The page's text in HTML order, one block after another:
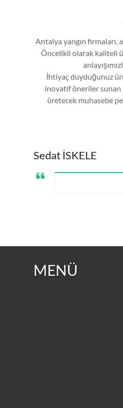
Antalya yangın firmaları,
Öncelikli olarak kaliteli
İhtiyaç duyduğunuz
inovatif öneriler sunan
üretecek muhasebe
Sedat İSKELE
MENÜ